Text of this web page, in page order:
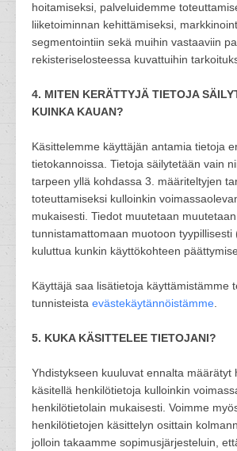
hoitamiseksi, palveluidemme
liiketoiminnan kehittämiseksi,
segmentointiin sekä muihin vastaaviin
rekisteriselosteessa kuvattuihin
4. MITEN KERÄTTYJÄ TIETOJA
KUINKA KAUAN?
Käsittelemme käyttäjän antamia tietoja
tietokannoissa. Tietoja säilytetään vain
tarpeen yllä kohdassa 3. määriteltyjen
toteuttamiseksi kulloinkin
mukaisesti. Tiedot muutetaan muutetaan
tunnistamattomaan muotoon tyypillisesti
kuluttua kunkin käyttökohteen
Käyttäjä saa lisätietoja käyttämistämme
tunnisteista evästekäytännöistämme
5. KUKA KÄSITTELEE TIETOJANI?
Yhdistykseen kuuluvat ennalta määrätyt
käsitellä henkilötietoja kulloinkin
henkilötietolain mukaisesti. Voimme
henkilötietojen käsittelyn osittain
jolloin takaamme sopimusjärjesteluin,